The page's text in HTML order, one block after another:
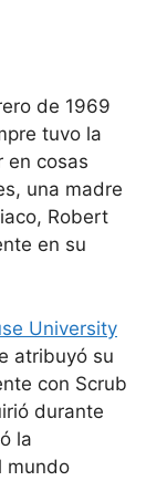
de 1969
tuvo la
en cosas
una madre
Robert
en su
University
atribuyó su
con Scrub
durante
la
mundo